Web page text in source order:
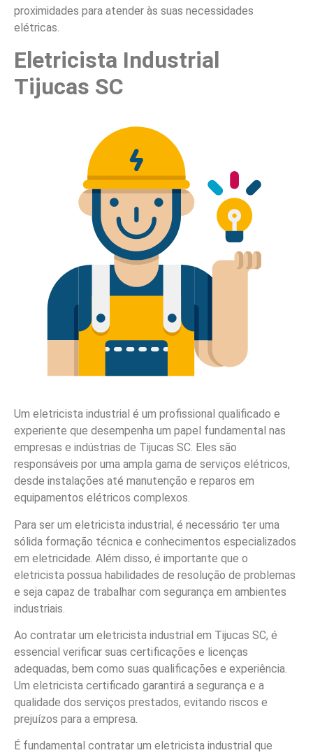
proximidades para atender às suas necessidades
elétricas.
Eletricista Industrial
Tijucas SC
Um eletricista industrial é um profissional qualificado e
experiente que desempenha um papel fundamental nas
empresas e indústrias de Tijucas SC. Eles são
responsáveis por uma ampla gama de serviços elétricos,
desde instalações até manutenção e reparos em
equipamentos elétricos complexos.
Para ser um eletricista industrial, é necessário ter uma
sólida formação técnica e conhecimentos especializados
em eletricidade. Além disso, é importante que o
eletricista possua habilidades de resolução de problemas
e seja capaz de trabalhar com segurança em ambientes
industriais.
Ao contratar um eletricista industrial em Tijucas SC, é
essencial verificar suas certificações e licenças
adequadas, bem como suas qualificações e experiência.
Um eletricista certificado garantirá a segurança e a
qualidade dos serviços prestados, evitando riscos e
prejuízos para a empresa.
É fundamental contratar um eletricista industrial que